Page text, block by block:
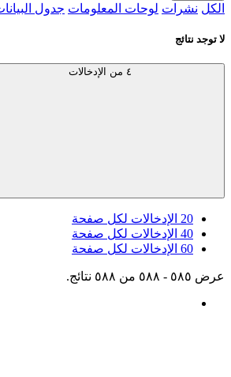
الكل نشرات لوحات المعلومات جدول
لا توجد نتائج
٤ من الإدخالات
20 الإدخالات لكل صفحة
40 الإدخالات لكل صفحة
60 الإدخالات لكل صفحة
عرض ٥٨٥ - ٥٨٨ من ٥٨٨ نتائج.